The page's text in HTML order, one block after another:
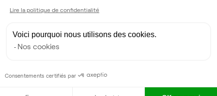
Bureau privé • coworking
1 451 € par mois
Lire la politique de confidentialité
Voici pourquoi nous utilisons des cookies.
Nos cookies
Consentements certifiés par